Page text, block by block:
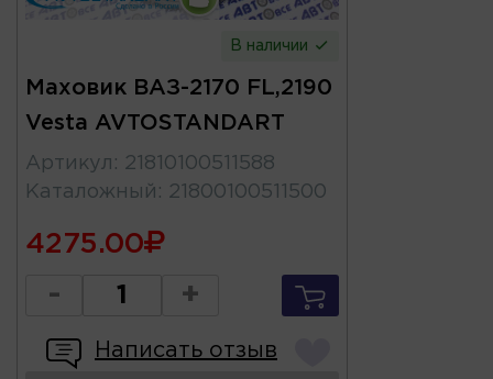
В наличии
Маховик ВАЗ-2170 FL,2190
Vesta AVTOSTANDART
Артикул : 21810100511588
Каталожный : 21800100511500
4275.00
- +
Написать отзыв